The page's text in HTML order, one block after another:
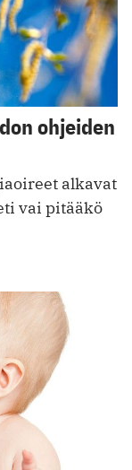
ohjeiden
alkavat
vai pitääkö